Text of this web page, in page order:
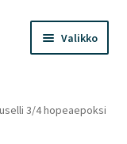
Valikko
3/4 hopeaepoksi